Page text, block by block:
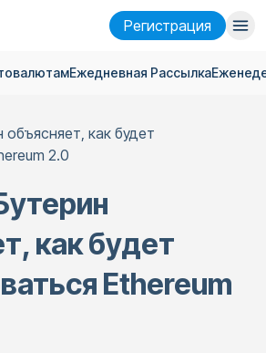
Pегистрация
Войти Pегистрация
Компания
Исследовать
Помощь
Фьючерсыx50
Ежедневная Pассылка
как будет
Ethereum